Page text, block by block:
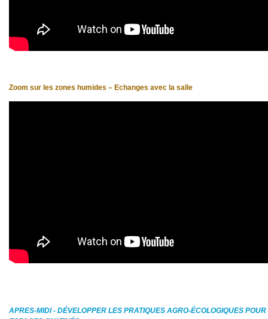
Zoom sur les zones humides – Echanges avec la salle
APRES-MIDI - DÉVELOPPER LES PRATIQUES AGRO-ÉCOLOGIQUES